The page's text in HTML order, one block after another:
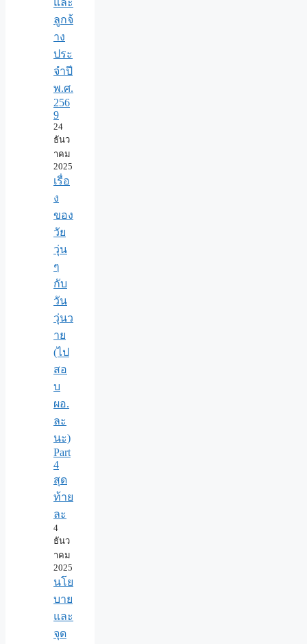
และ
ลูกจ้
าง
ประ
จำปี
พ.ศ.​
256
9
24
ธันว
าคม
2025
เรื่อ
ง
ของ
วัย
วุ่น
ๆ
กับ
วัน
วุ่นว
าย
(ไป
สอ
บ
ผอ.
ละ
นะ)
Part
4
สุด
ท้าย
ละ
4
ธันว
าคม
2025
นโย
บาย
และ
จุด